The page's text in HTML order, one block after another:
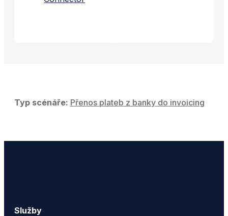
Typ scénáře: Přenos plateb z banky do invoicing
Služby